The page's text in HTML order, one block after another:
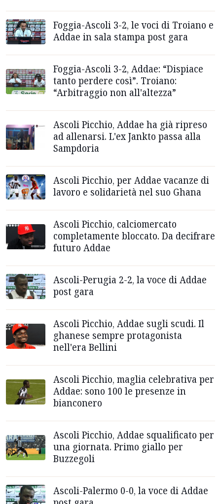
Foggia-Ascoli 3-2, le voci di Troiano e
Addae in sala stampa post gara
Foggia-Ascoli 3-2, Addae: “Dispiace
tanto perdere così”. Troiano:
“Arbitraggio non all'altezza”
Ascoli Picchio, Addae ha già ripreso
ad allenarsi. L'ex Jankto passa alla
Sampdoria
Ascoli Picchio, per Addae vacanze di
lavoro e solidarietà nel suo Ghana
Ascoli Picchio, calciomercato
completamente bloccato. Da decifrare
futuro Addae
Ascoli-Perugia 2-2, la voce di Addae
post gara
Ascoli Picchio, Addae sugli scudi. Il
ghanese sempre protagonista
nell'era Bellini
Ascoli Picchio, maglia celebrativa per
Addae: sono 100 le presenze in
bianconero
Ascoli Picchio, Addae squalificato per
una giornata. Primo giallo per
Buzzegoli
Ascoli-Palermo 0-0, la voce di Addae